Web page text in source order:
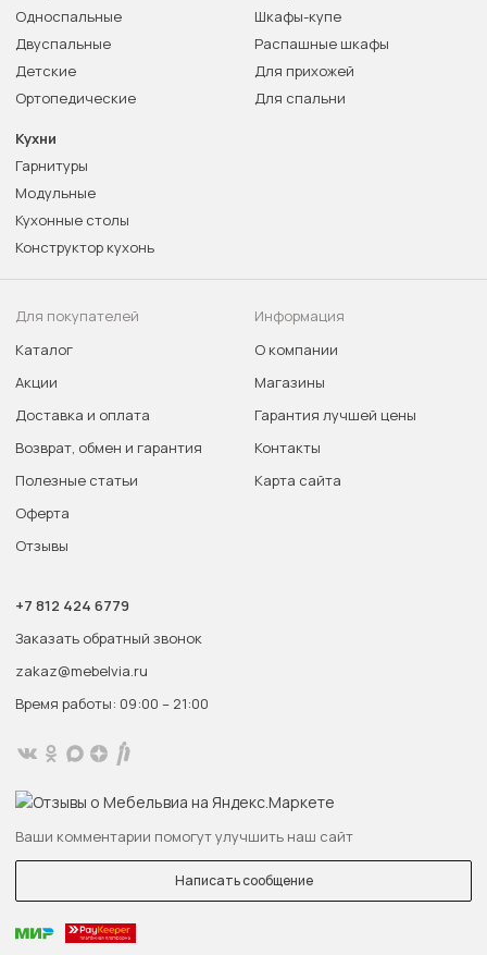
Односпальные
Двуспальные
Детские
Ортопедические
Шкафы-купе
Распашные шкафы
Для прихожей
Для спальни
Кухни
Гарнитуры
Модульные
Кухонные столы
Конструктор кухонь
Для покупателей
Каталог
Акции
Доставка и оплата
Возврат, обмен и гарантия
Полезные статьи
Оферта
Отзывы
Информация
О компании
Магазины
Гарантия лучшей цены
Контакты
Карта сайта
+7 812 424 6779
Заказать обратный звонок
zakaz@mebelvia.ru
Время работы: 09:00 – 21:00
Ваши комментарии помогут улучшить наш сайт
Написать сообщение